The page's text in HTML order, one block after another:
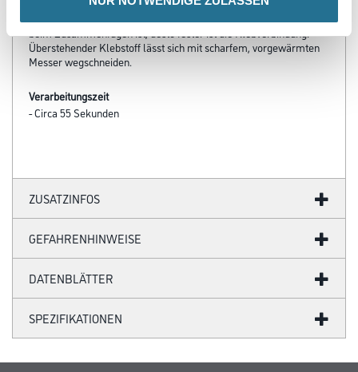
einseitig auftragen und Fügeteile sofort kräftig
beim Zusammenfügen ist, desto fester ist die Klebverbindung.
Überstehender Klebstoff lässt sich mit scharfem, vorgewärmten
Messer wegschneiden.
Verarbeitungszeit
- Circa 55 Sekunden
ZUSATZINFOS
GEFAHRENHINWEISE
DATENBLÄTTER
SPEZIFIKATIONEN